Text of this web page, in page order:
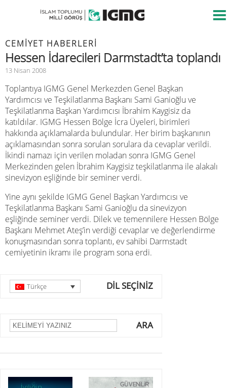
CEMIYET HABERLERI
Hessen İdarecileri Darmstadt’ta toplandı
13 Nisan 2008
Toplantıya IGMG Genel Merkezden Genel Başkan
Yardımcısı ve Teşkilatlanma Başkanı Sami Ganioğlu ve
Teşkilatlanma Başkan Yardımcısı İbrahim Kaygisiz da
katıldılar. IGMG Hessen Bölge İcra Üyeleri, birimleri
hakkında açıklamalarda bulundular. Her birim başkanının
açıklamasından sonra sorulan sorulara da cevaplar verildi.
İkindi namazı için verilen moladan sonra IGMG Genel
Merkezinden gelen İbrahim Kaygisiz teşkilatlanma ile alakalı
sinevizyon eşliğinde bir seminer verdi.
Yine aynı şekilde IGMG Genel Başkan Yardımcısı ve
Teşkilatlanma Başkanı Sami Ganioğlu da sinevizyon
eşliğinde seminer verdi. Dilek ve temennilere Hessen Bölge
Başkanı Mehmet Ateş’in verdiği cevaplar ve değerlendirme
konuşmasından sonra toplantı, ev sahibi Darmstadt
cemiyetinin ikramı ile program sona erdi.
DİL SEÇİNİZ
Türkçe
ARA